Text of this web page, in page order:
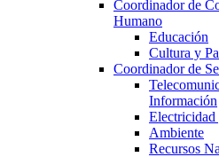
Coordinador de
Humano
Educación
Cultura y
Coordinador de
Información
Electricidad
Ambiente
Recursos